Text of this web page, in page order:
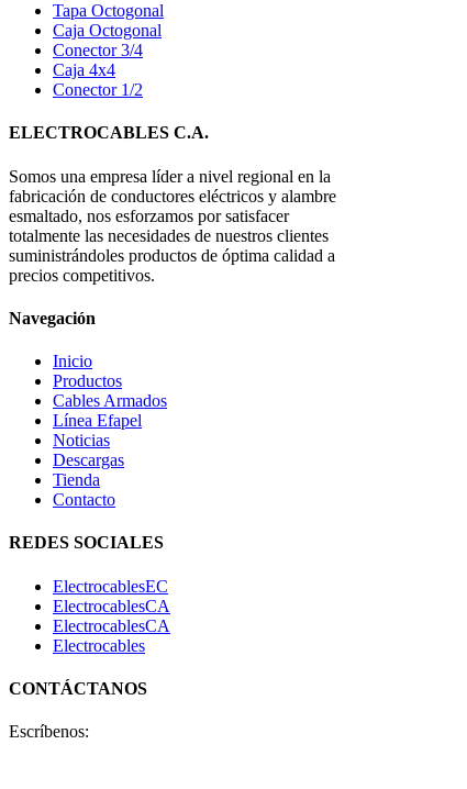
Tapa Octogonal
Caja Octogonal
Conector 3/4
Caja 4x4
Conector 1/2
ELECTROCABLES C.A.
Somos una empresa líder a nivel regional en la
fabricación de conductores eléctricos y alambre
esmaltado, nos esforzamos por satisfacer
totalmente las necesidades de nuestros clientes
suministrándoles productos de óptima calidad a
precios competitivos.
Navegación
Inicio
Productos
Cables Armados
Línea Efapel
Noticias
Descargas
Tienda
Contacto
REDES SOCIALES
ElectrocablesEC
ElectrocablesCA
ElectrocablesCA
Electrocables
CONTÁCTANOS
Escríbenos: